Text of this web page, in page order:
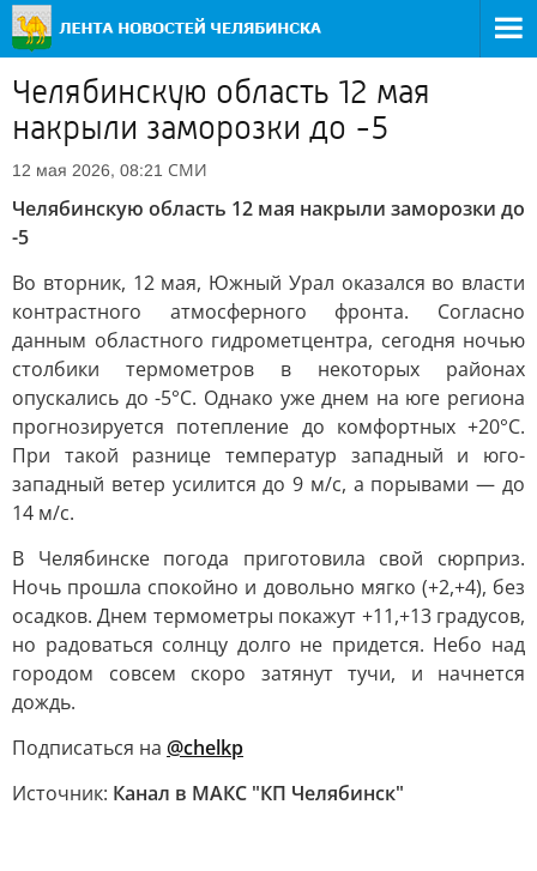
Челябинскую область 12 мая
накрыли заморозки до -5
12 мая 2026, 08:21 СМИ
Челябинскую область 12 мая накрыли заморозки до
-5
Во вторник, 12 мая, Южный Урал оказался во власти
контрастного атмосферного фронта. Согласно
данным областного гидрометцентра, сегодня ночью
столбики термометров в некоторых районах
опускались до -5°C. Однако уже днем на юге региона
прогнозируется потепление до комфортных +20°C.
При такой разнице температур западный и юго-
западный ветер усилится до 9 м/с, а порывами — до
14 м/с.
В Челябинске погода приготовила свой сюрприз.
Ночь прошла спокойно и довольно мягко (+2,+4), без
осадков. Днем термометры покажут +11,+13 градусов,
но радоваться солнцу долго не придется. Небо над
городом совсем скоро затянут тучи, и начнется
дождь.
Подписаться на @chelkp
Источник: Канал в МАКС "КП Челябинск"